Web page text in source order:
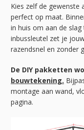
Kies zelf de gewenste
perfect op maat.
in huis om aan de
inbussleutel zet je
razendsnel en zonder
De DIY pakketten
bouwtekening.
montage aan wand,
pagina.